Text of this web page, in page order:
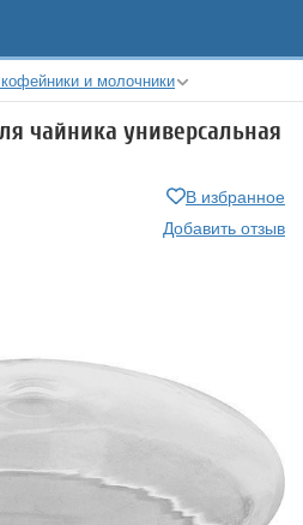
и молочники
чайника универсальная
В избранное
Добавить отзыв